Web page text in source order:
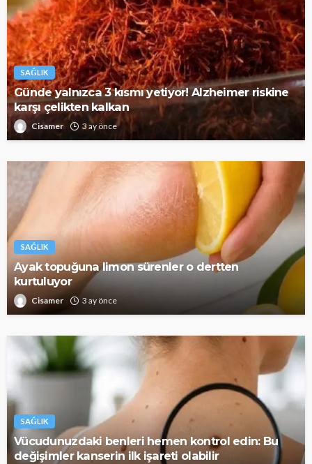
SAĞLIK
Günde yalnızca 3 kısmı yetiyor! Alzheimer riskine
karşı çelikten kalkan
Cisamer 3 ay önce
SAĞLIK
Ayak topuğuna limon sürenler o dertten
kurtuluyor
Cisamer 3 ay önce
SAĞLIK
Vücudunuzdaki benleri hemen kontrol edin: Bu
değişimler kanserin ilk işareti olabilir